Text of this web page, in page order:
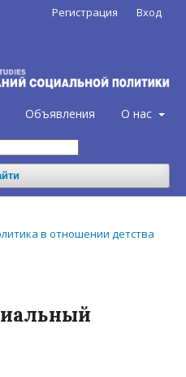
Объявления О нас
Регистрация Вход
в отношении детства